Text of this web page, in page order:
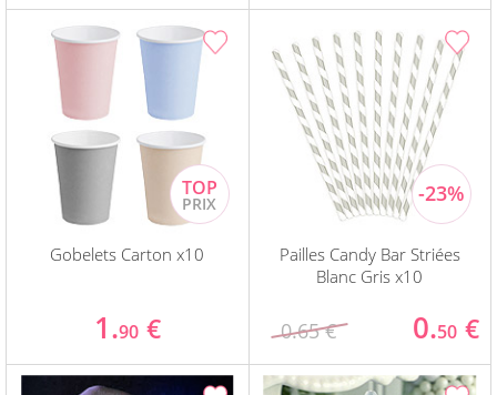
Gobelets Carton x10
1.90 €
Pailles Candy Bar Striées
Blanc Gris x10
0.65 € 0.50 €